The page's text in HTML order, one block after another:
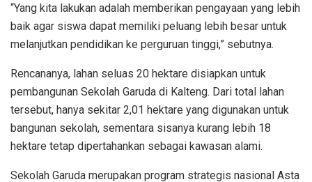
“Yang kita lakukan adalah memberikan pengayaan yang lebih
baik agar siswa dapat memiliki peluang lebih besar untuk
melanjutkan pendidikan ke perguruan tinggi,” sebutnya.
Rencananya, lahan seluas 20 hektare disiapkan untuk
pembangunan Sekolah Garuda di Kalteng. Dari total lahan
tersebut, hanya sekitar 2,01 hektare yang digunakan untuk
bangunan sekolah, sementara sisanya kurang lebih 18
hektare tetap dipertahankan sebagai kawasan alami.
Sekolah Garuda merupakan program strategis nasional Asta